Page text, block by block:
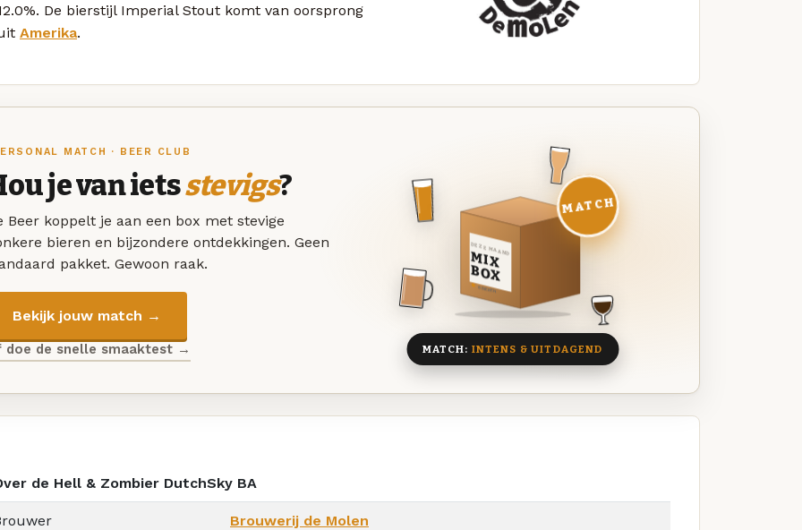
De bierstijl Imperial Stout komt van oorsprong
Amerika.
MATCH · BEER CLUB
je van ietsstevigs?
Beer koppelt je aan een box met stevige
bieren en bijzondere ontdekkingen. Geen
pakket. Gewoon raak.
Bekijk jouw match →
doe de snelle smaaktest →
DEZE MAAND
MIX
BOX
8 BIEREN
MATCH
MATCH: INTENS & UITDAGEND
de Hell & Zombier DutchSky BA
Brouwerij de Molen